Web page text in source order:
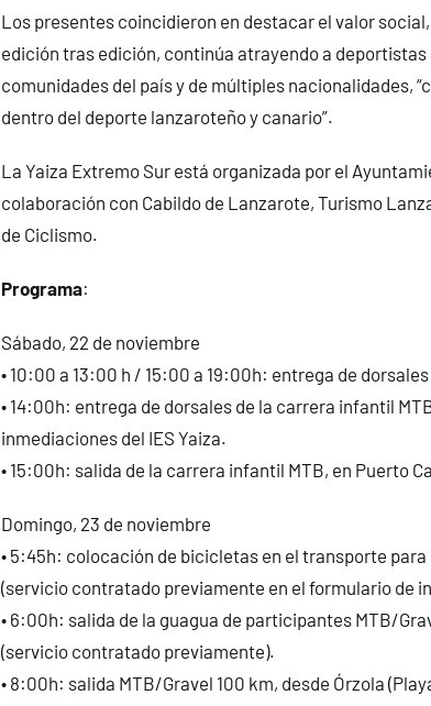
Los presentes coincidieron en destacar el valor
edición tras edición, continúa atrayendo a deportistas
comunidades del país y de múltiples nacionalidades,
dentro del deporte lanzaroteño y canario”.
La Yaiza Extremo Sur está organizada por el
colaboración con Cabildo de Lanzarote, Turismo
de Ciclismo.
Programa:
Sábado, 22 de noviembre
• 10:00 a 13:00 h / 15:00 a 19:00h: entrega de
• 14:00h: entrega de dorsales de la carrera infantil
inmediaciones del IES Yaiza.
• 15:00h: salida de la carrera infantil MTB, en Puerto
Domingo, 23 de noviembre
• 5:45h: colocación de bicicletas en el transporte
(servicio contratado previamente en el formulario de
• 6:00h: salida de la guagua de participantes MTB/
(servicio contratado previamente).
• 8:00h: salida MTB/Gravel 100 km, desde Órzola